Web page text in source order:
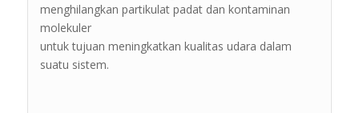
menghilangkan partikulat padat dan kontaminan
molekuler
untuk tujuan meningkatkan kualitas udara dalam
suatu sistem.